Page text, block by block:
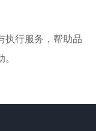
执行服务，帮助品